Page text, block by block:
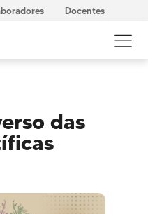
Docentes
das